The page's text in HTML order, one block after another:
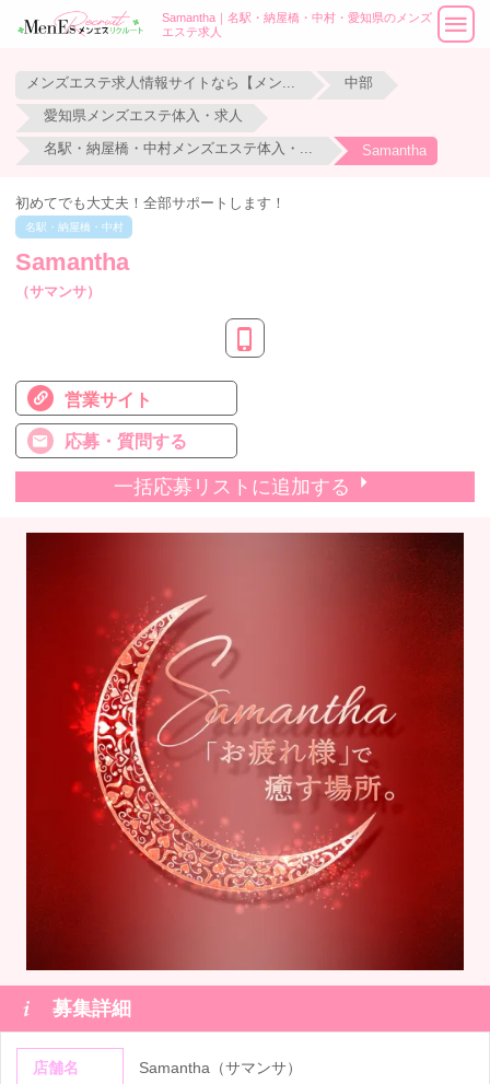
Samantha｜名駅・納屋橋・中村・愛知県のメンズ
エステ求人
中部
愛知県メンズエステ体入・求人
Samantha
初めてでも大丈夫！全部サポートします！
名駅・納屋橋・中村
Samantha
（サマンサ）
営業サイト
応募・質問する
一括応募リストに追加する
 募集詳細
店舗名 Samantha（サマンサ）